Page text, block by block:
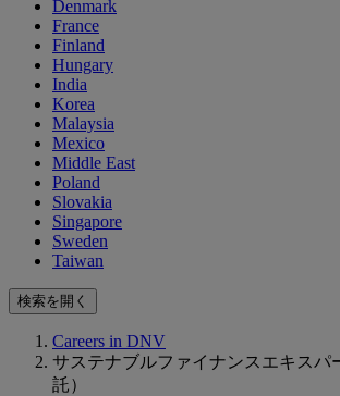
Denmark
France
Finland
Hungary
India
Korea
Malaysia
Mexico
Middle East
Poland
Slovakia
Singapore
Sweden
Taiwan
検索を開く
Careers in DNV
サステナブルファイナンスエキスパ
託）